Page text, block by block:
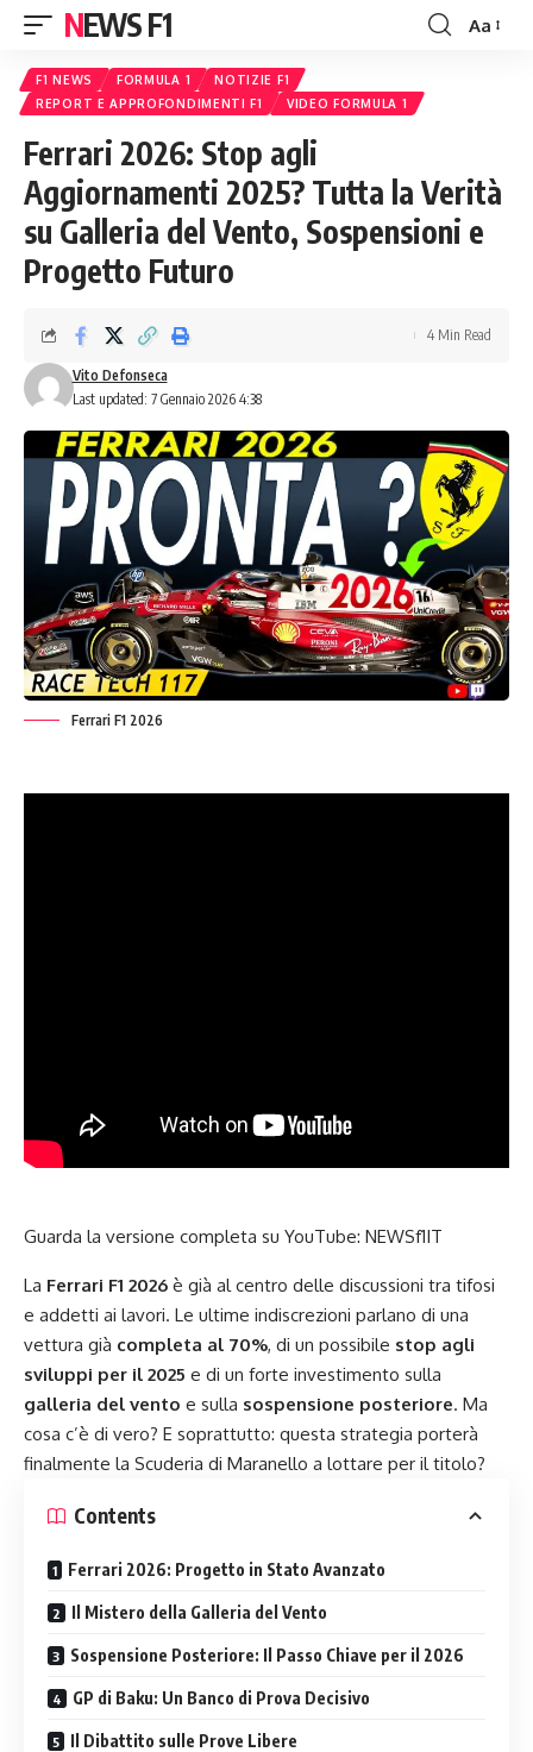
NEWS F1
Font
Aa
F1 NEWS FORMULA 1
NOTIZIE F1
REPORT E APPROFONDIMENTI F1
VIDEO FORMULA 1
Ferrari 2026: Stop agli
Aggiornamenti 2025? Tutta la Verità
su Galleria del Vento, Sospensioni e
Progetto Futuro
Last updated: 7 Gennaio 2026 4:38
Vito Defonseca
4 Min Read
Ferrari F1 2026
Guarda la versione completa su YouTube: NEWSf1IT
La Ferrari F1 2026 è già al centro delle discussioni tra tifosi
e addetti ai lavori. Le ultime indiscrezioni parlano di una
vettura già completa al 70%, di un possibile stop agli
sviluppi per il 2025 e di un forte investimento sulla
galleria del vento e sulla sospensione posteriore. Ma
cosa c’è di vero? E soprattutto: questa strategia porterà
finalmente la Scuderia di Maranello a lottare per il titolo?
Contents
Ferrari 2026: Progetto in Stato Avanzato
Il Mistero della Galleria del Vento
Sospensione Posteriore: Il Passo Chiave per il 2026
GP di Baku: Un Banco di Prova Decisivo
Il Dibattito sulle Prove Libere